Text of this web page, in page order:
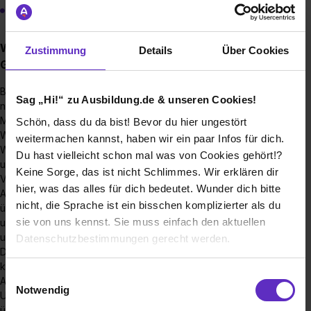
Zustimmung Details Über Cookies
Sag „Hi!“ zu Ausbildung.de & unseren Cookies!
Schön, dass du da bist! Bevor du hier ungestört
weitermachen kannst, haben wir ein paar Infos für dich.
Du hast vielleicht schon mal was von Cookies gehört!?
Keine Sorge, das ist nicht Schlimmes. Wir erklären dir
hier, was das alles für dich bedeutet. Wunder dich bitte
nicht, die Sprache ist ein bisschen komplizierter als du
sie von uns kennst. Sie muss einfach den aktuellen
Datenschutzbestimmungen gerecht werden.
Notwendig
Fachinformatiker Systemintegration (m/w/d)
Warum sollte ich eine Ausbildung bei der
Gusstechnik Schopfheim machen?
Bei uns bist du von Anfang an Teil des Teams. Du lernst nicht
nur theoretisch, sondern arbeitest direkt mit - an modernen
Maschinen, in echten Projekten und mit Menschen, die ihr
Wissen gerne weitergeben.
Wir begleiten dich Schritt für Schritt durch deine Ausbildung,
unterstützen dich im Alltag und geben dir die Möglichkeit,
Verantwortung zu übernehmen.
Außerdem hast du die Möglichkeit, bereits in der Ausbildung
über den Tellerrand hinauszuschauen, in dem du an
unserem Azubi-Austausch teilnimmst und für einige Tage an
unseren Hauptstandort nach Bisingen (Nähe Stuttgart) reist.
Dort lernst du zum Beispiel eine anderes Gießverfahren
kennen und erhältst Einblicke in die Abläufe und
Arbeitsweisen des Standortes. Die Fahrt- und
Unterbringungskosten werden natürlich von uns